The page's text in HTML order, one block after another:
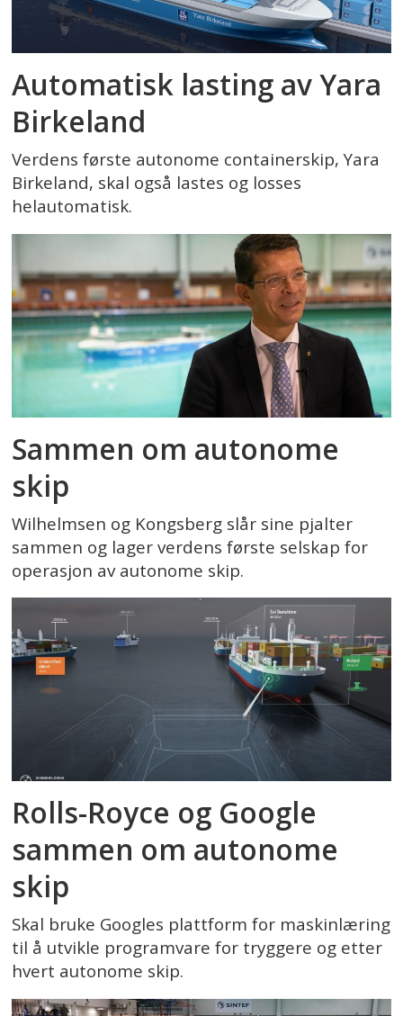
Automatisk lasting av Yara
Birkeland
Verdens første autonome containerskip, Yara
Birkeland, skal også lastes og losses
helautomatisk.
Sammen om autonome
skip
Wilhelmsen og Kongsberg slår sine pjalter
sammen og lager verdens første selskap for
operasjon av autonome skip.
Rolls-Royce og Google
sammen om autonome
skip
Skal bruke Googles plattform for maskinlæring
til å utvikle programvare for tryggere og etter
hvert autonome skip.